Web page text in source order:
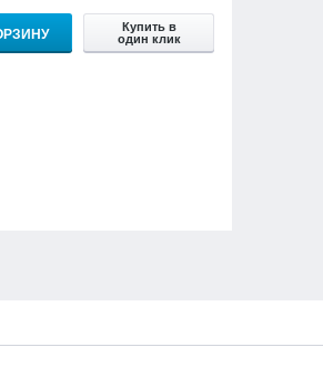
Купить в
один клик